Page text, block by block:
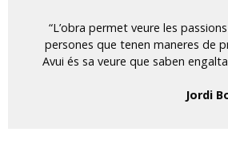
“L’obra permet veure les
persones que tenen maneres de
Avui és sa veure que saben
Jordi